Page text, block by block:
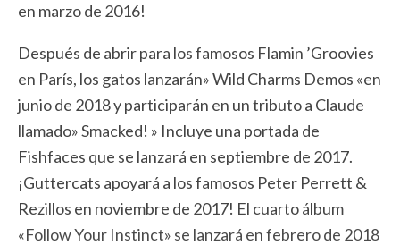
en marzo de 2016!
Después de abrir para los famosos Flamin ’Groovies
en París, los gatos lanzarán» Wild Charms Demos «en
junio de 2018 y participarán en un tributo a Claude
llamado» Smacked! » Incluye una portada de
Fishfaces que se lanzará en septiembre de 2017.
¡Guttercats apoyará a los famosos Peter Perrett &
Rezillos en noviembre de 2017! El cuarto álbum
«Follow Your Instinct» se lanzará en febrero de 2018